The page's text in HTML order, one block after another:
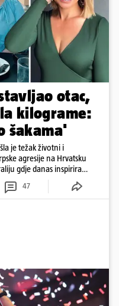
otac,
kilograme:
šakama'
je težak životni i
agresije na Hrvatsku
gdje danas inspirira
47